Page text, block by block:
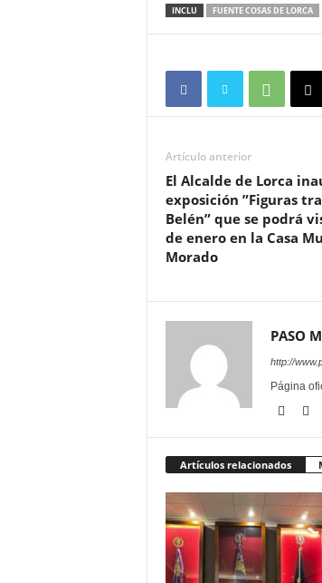
INCLU FUENTE COSAS DE LORCA
Artículo anterior
El Alcalde de Lorca
exposición ”Figuras
Belén” que se podrá
de enero en la Casa
Morado
PASO
http://
Página
Artículos relacionados